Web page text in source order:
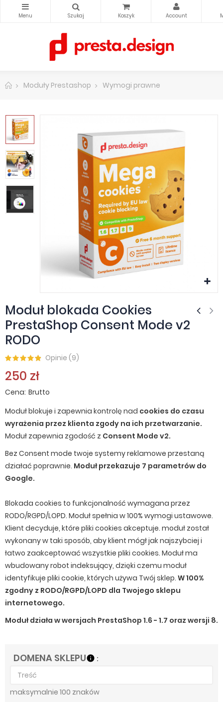
Moduły Prestashop Wymogi prawne
Moduł blokada Cookies
PrestaShop Consent Mode v2
RODO
Opinie (9)
250 zł
Cena Brutto
Moduł blokuje i zapewnia kontrolę nad cookies do czasu
wyrażenia przez klienta zgody na ich przetwarzanie.
Moduł zapewnia zgodość z Consent Mode v2.
Bez Consent mode twoje systemy reklamowe przestaną
działać poprawnie. Moduł przekazuje 7 parametrów do
Google.
Blokada cookies to funkcjonalność wymagana przez
RODO/RGPD/LOPD. Moduł spełnia w 100% wymogi ustawowe.
Klient decyduje, które pliki cookies akceptuje. moduł został
wykonany w taki sposób, aby klient mógł jak najszybciej i
łatwo zaakceptować wszystkie pliki cookies. Moduł ma
wbudowany robot indeksujący, dzięki czemu moduł
identyfikuje pliki cookie, których używa Twój sklep. W 100%
zgodny z RODO/RGPD/LOPD dla Twojego sklepu
internetowego.
Moduł działa w wersjach PrestaShop 1.6 - 1.7 oraz wersji 8.
DOMENA SKLEPUinfo
maksymalnie 100 znaków